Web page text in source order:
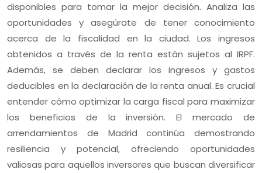
disponibles para tomar la mejor decisión. Analiza las
oportunidades y asegúrate de tener conocimiento
acerca de la fiscalidad en la ciudad. Los ingresos
obtenidos a través de la renta están sujetos al IRPF.
Además, se deben declarar los ingresos y gastos
deducibles en la declaración de la renta anual. Es crucial
entender cómo optimizar la carga fiscal para maximizar
los beneficios de la inversión. El mercado de
arrendamientos de Madrid continúa demostrando
resiliencia y potencial, ofreciendo oportunidades
valiosas para aquellos inversores que buscan diversificar